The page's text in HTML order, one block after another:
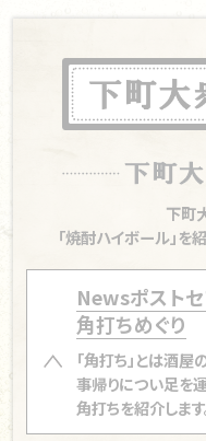
下町
「焼酎ハイボール」を
Newsポスト
角打ちめぐり
「角打ち」とは酒屋
事帰りについ足を
角打ちを紹介します